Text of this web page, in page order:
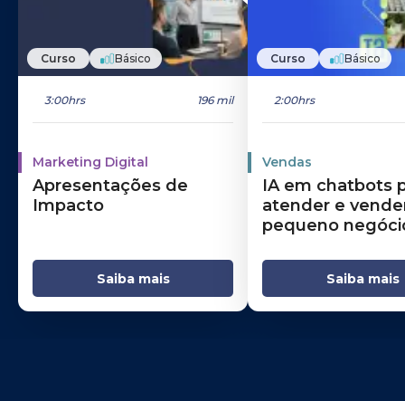
Curso Básico
3:00hrs 196 mil
Marketing Digital
Apresentações de
Impacto
Saiba mais
Curso Básico
2:00hrs
Vendas
IA em chatbots
atender e
pequeno
Saiba mais